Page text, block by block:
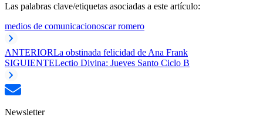
Las palabras clave/etiquetas asociadas a este artículo:
medios de comunicacionoscar romero
ANTERIORLa obstinada felicidad de Ana Frank
SIGUIENTELectio Divina: Jueves Santo Ciclo B
Newsletter